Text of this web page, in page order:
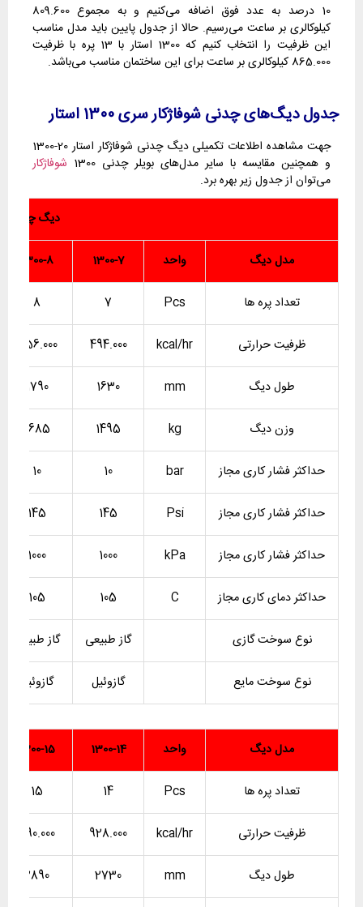
10 درصد به عدد فوق اضافه می‌کنیم و به مجموع 809.600
کیلوکالری بر ساعت می‌رسیم. حالا از جدول پایین باید مدل مناسب
این ظرفیت را انتخاب کنیم که 1300 استار با 13 پره با ظرفیت
865.000 کیلوکالری بر ساعت برای این ساختمان مناسب می‌باشد.
جدول دیگ‌های چدنی شوفاژکار سری 1300 استار
جهت مشاهده اطلاعات تکمیلی دیگ چدنی شوفاژکار استار 20-1300
و همچنین مقایسه با سایر مدل‌های بویلر چدنی 1300
شوفاژکار
می‌توان از جدول زیر بهره برد.
دیگ چدنی
مدل دیگ واحد 1300-7
1300-8
تعداد پره ها Pcs
7
8
ظرفیت حرارتی kcal/hr
494.000
556.000
طول دیگ mm
1630
1790
وزن دیگ kg
1495
1685
حداکثر فشار کاری مجاز bar
10
10
حداکثر فشار کاری مجاز Psi
145
145
حداکثر فشار کاری مجاز kPa
1000
1000
حداکثر دمای کاری مجاز C
105
105
نوع سوخت گازی گاز طبیعی گاز طبیعی
نوع سوخت مایع گازوئیل گازوئیل
مدل دیگ واحد 1300-14
1300-15
تعداد پره ها Pcs
14
15
ظرفیت حرارتی kcal/hr
928.000
990.000
طول دیگ mm
2730
2890